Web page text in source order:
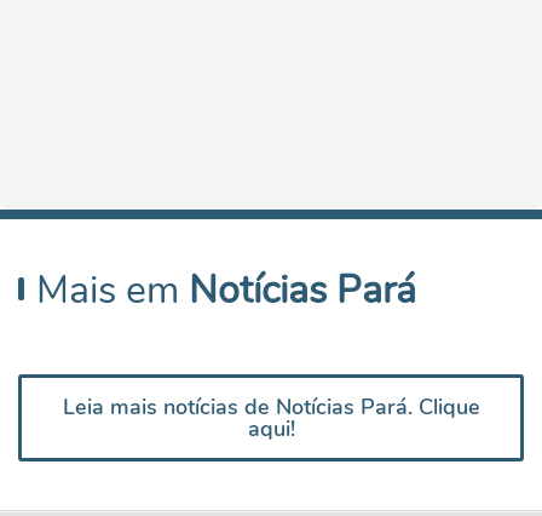
Mais em Notícias Pará
Leia mais notícias de Notícias Pará. Clique
aqui!